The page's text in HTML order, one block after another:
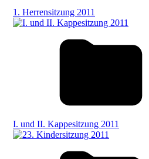
1. Herrensitzung 2011
I. und II. Kappesitzung 2011